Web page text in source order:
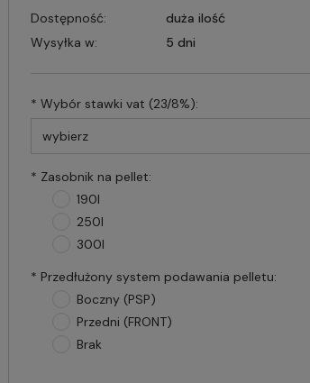
Dostępność:
duża ilość
Wysyłka w:
5 dni
* Wybór stawki vat (23/8%):
* Zasobnik na pellet:
190l
250l
300l
* Przedłużony system podawania pelletu:
Boczny (PSP)
Przedni (FRONT)
Brak